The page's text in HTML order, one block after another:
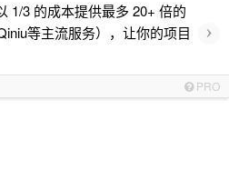
1/3 的成本提供最多 20+ 倍的
等主流服务），让你的项目
›
PRO